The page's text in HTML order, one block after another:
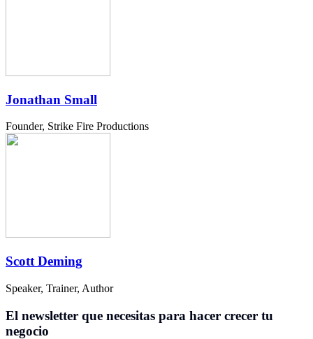
Jonathan Small
Founder, Strike Fire Productions
Scott Deming
Speaker, Trainer, Author
El newsletter que necesitas para hacer crecer tu
negocio